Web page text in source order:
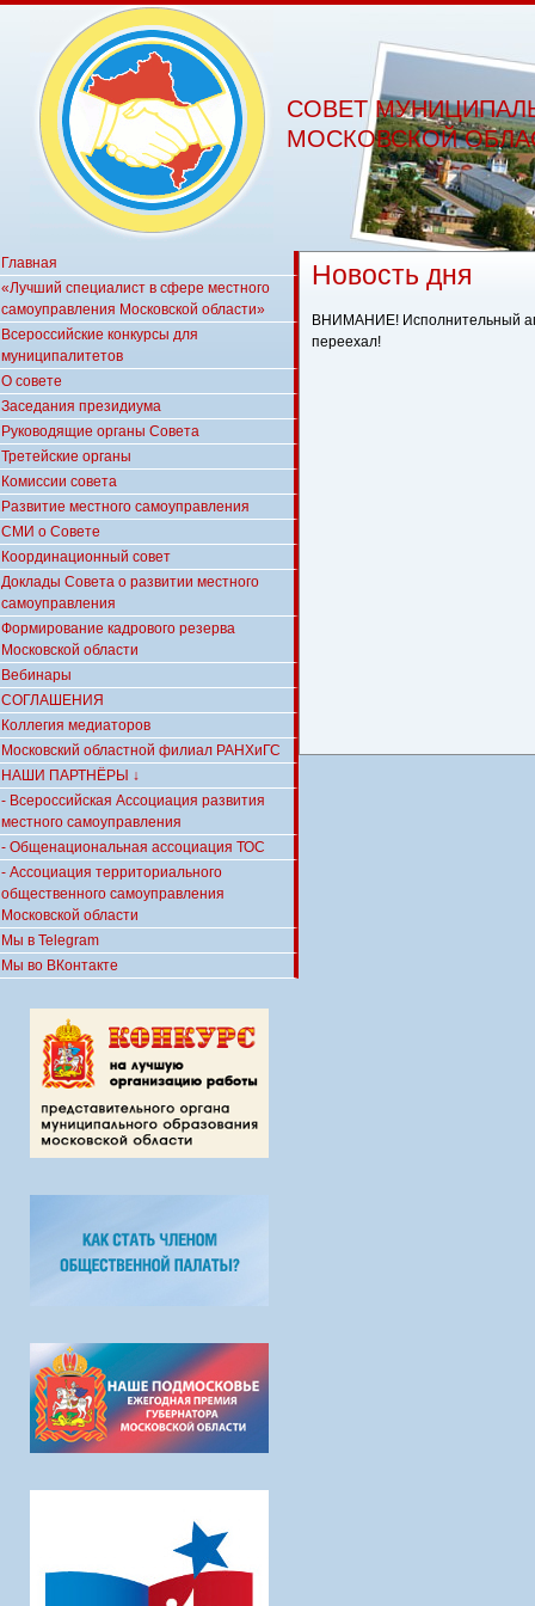
СОВЕТ
МОСКОВСКОЙ
Новость дня
ВНИМАНИЕ! Исполнительный
переехал!
Главная
«Лучший специалист в сфере местного
самоуправления Московской области»
Всероссийские конкурсы для
муниципалитетов
О совете
Заседания президиума
Руководящие органы Совета
Третейские органы
Комиссии совета
Развитие местного самоуправления
СМИ о Совете
Координационный совет
Доклады Совета о развитии местного
самоуправления
Формирование кадрового резерва
Московской области
Вебинары
СОГЛАШЕНИЯ
Коллегия медиаторов
Московский областной филиал РАНХиГС
НАШИ ПАРТНЁРЫ ↓
- Всероссийская Ассоциация развития
местного самоуправления
- Общенациональная ассоциация ТОС
- Ассоциация территориального
общественного самоуправления
Московской области
Мы в Telegram
Мы во ВКонтакте